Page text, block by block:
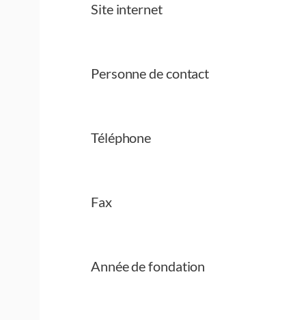
Site internet
Personne de contact
Téléphone
Fax
Année de fondation